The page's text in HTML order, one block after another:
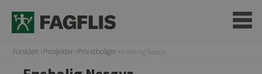
Forsiden Prosjekter Privatboliger Enebolig Nesøya